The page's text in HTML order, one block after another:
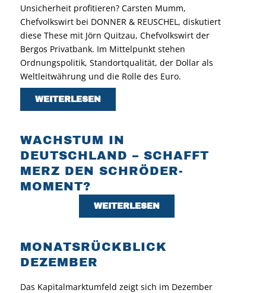
Unsicherheit profitieren? Carsten Mumm,
Chefvolkswirt bei DONNER & REUSCHEL, diskutiert
diese These mit Jörn Quitzau, Chefvolkswirt der
Bergos Privatbank. Im Mittelpunkt stehen
Ordnungspolitik, Standortqualität, der Dollar als
Weltleitwährung und die Rolle des Euro.
WEITERLESEN
WACHSTUM IN
DEUTSCHLAND – SCHAFFT
MERZ DEN SCHRÖDER-
MOMENT?
WEITERLESEN
MONATSRÜCKBLICK
DEZEMBER
Das Kapitalmarktumfeld zeigt sich im Dezember